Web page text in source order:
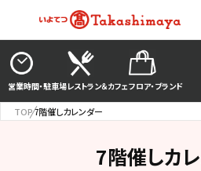
営業時間・駐車場レストラン＆カフェフロア・ブランド
TOP7階催しカレンダー
7階催しカ